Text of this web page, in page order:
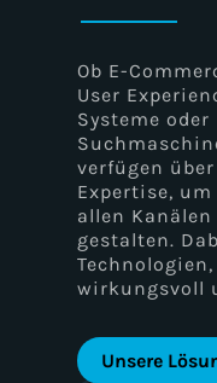
Ob E-
User
Systeme oder
verfügen
Expertise,
allen
gestalten.
wirkungsvoll
Unsere